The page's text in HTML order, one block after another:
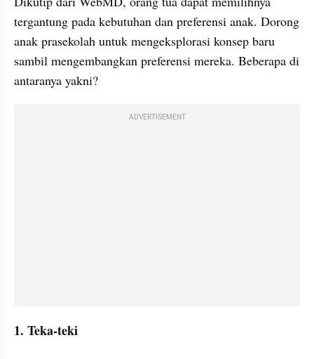
tergantung pada kebutuhan dan preferensi anak. Dorong
anak prasekolah untuk mengeksplorasi konsep baru
sambil mengembangkan preferensi mereka. Beberapa di
antaranya yakni?
ADVERTISEMENT
1. Teka-teki